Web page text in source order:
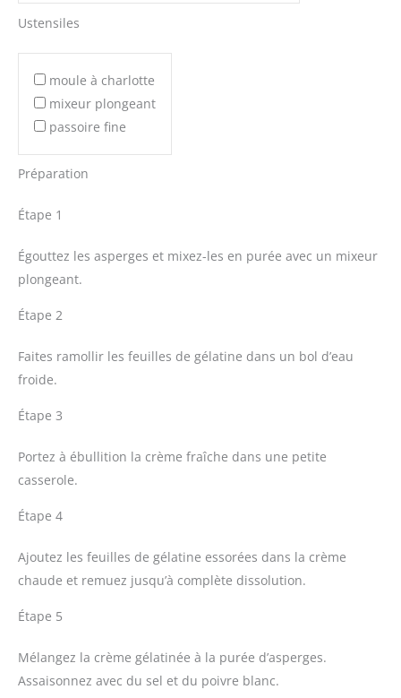
Ustensiles
moule à charlotte
mixeur plongeant
passoire fine
Préparation
Étape 1
Égouttez les asperges et mixez-les en purée avec un mixeur
plongeant.
Étape 2
Faites ramollir les feuilles de gélatine dans un bol d’eau
froide.
Étape 3
Portez à ébullition la crème fraîche dans une petite
casserole.
Étape 4
Ajoutez les feuilles de gélatine essorées dans la crème
chaude et remuez jusqu’à complète dissolution.
Étape 5
Mélangez la crème gélatinée à la purée d’asperges.
Assaisonnez avec du sel et du poivre blanc.